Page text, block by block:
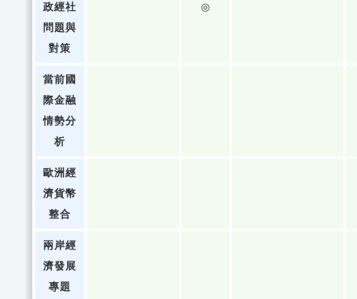
政經社
問題與
對策
◎
當前國
際金融
情勢分
析
歐洲經
濟貨幣
整合
兩岸經
濟發展
專題